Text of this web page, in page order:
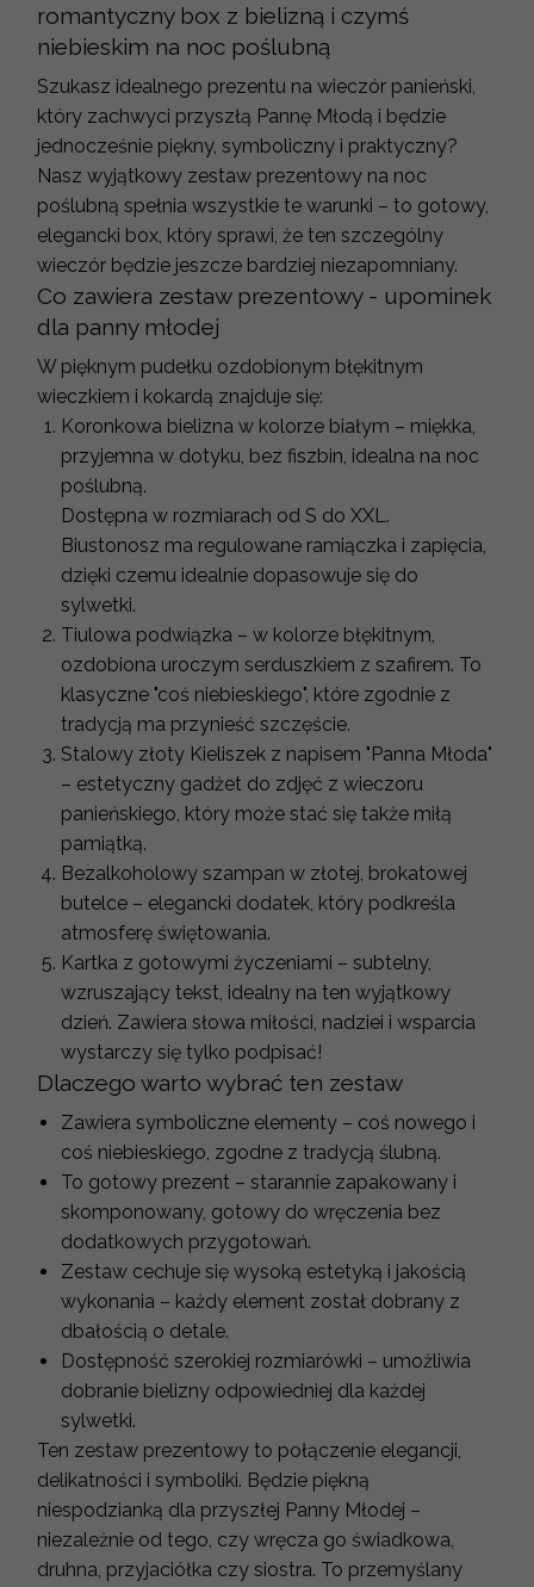
romantyczny box z bielizną i czymś
niebieskim na noc poślubną
Szukasz idealnego prezentu na wieczór panieński,
który zachwyci przyszłą Pannę Młodą i będzie
jednocześnie piękny, symboliczny i praktyczny?
Nasz wyjątkowy zestaw prezentowy na noc
poślubną spełnia wszystkie te warunki – to gotowy,
elegancki box, który sprawi, że ten szczególny
wieczór będzie jeszcze bardziej niezapomniany.
Co zawiera zestaw prezentowy - upominek
dla panny młodej
W pięknym pudełku ozdobionym błękitnym
wieczkiem i kokardą znajduje się:
Koronkowa bielizna w kolorze białym – miękka,
przyjemna w dotyku, bez fiszbin, idealna na noc
poślubną.
Dostępna w rozmiarach od S do XXL.
Biustonosz ma regulowane ramiączka i zapięcia,
dzięki czemu idealnie dopasowuje się do
sylwetki.
Tiulowa podwiązka – w kolorze błękitnym,
ozdobiona uroczym serduszkiem z szafirem. To
klasyczne "coś niebieskiego", które zgodnie z
tradycją ma przynieść szczęście.
Stalowy złoty Kieliszek z napisem "Panna Młoda"
– estetyczny gadżet do zdjęć z wieczoru
panieńskiego, który może stać się także miłą
pamiątką.
Bezalkoholowy szampan w złotej, brokatowej
butelce – elegancki dodatek, który podkreśla
atmosferę świętowania.
Kartka z gotowymi życzeniami – subtelny,
wzruszający tekst, idealny na ten wyjątkowy
dzień. Zawiera słowa miłości, nadziei i wsparcia
wystarczy się tylko podpisać!
Dlaczego warto wybrać ten zestaw
Zawiera symboliczne elementy – coś nowego i
coś niebieskiego, zgodne z tradycją ślubną.
To gotowy prezent – starannie zapakowany i
skomponowany, gotowy do wręczenia bez
dodatkowych przygotowań.
Zestaw cechuje się wysoką estetyką i jakością
wykonania – każdy element został dobrany z
dbałością o detale.
Dostępność szerokiej rozmiarówki – umożliwia
dobranie bielizny odpowiedniej dla każdej
sylwetki.
Ten zestaw prezentowy to połączenie elegancji,
delikatności i symboliki. Będzie piękną
niespodzianką dla przyszłej Panny Młodej –
niezależnie od tego, czy wręcza go świadkowa,
druhna, przyjaciółka czy siostra. To przemyślany